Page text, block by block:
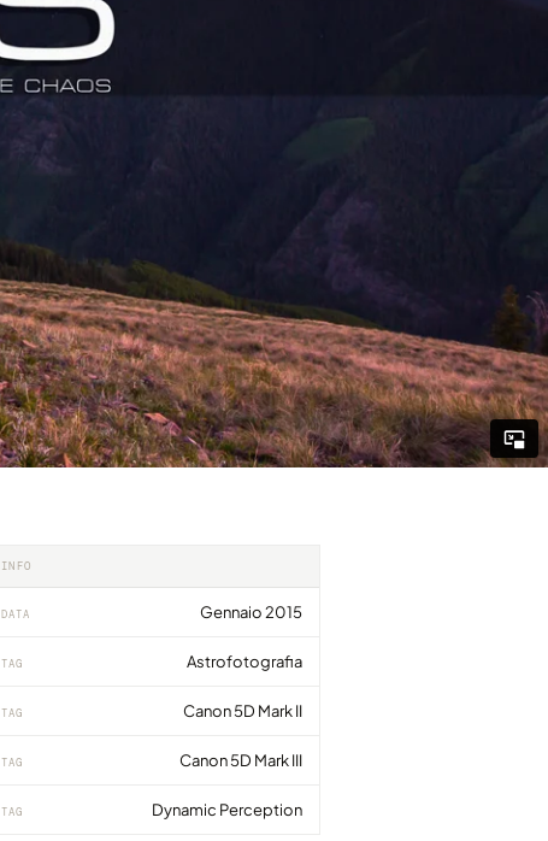
INFO
DATA Gennaio 2015
TAG Astrofotografia
TAG Canon 5D Mark II
TAG Canon 5D Mark III
TAG Dynamic Perception